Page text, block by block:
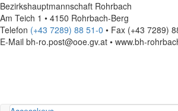
Bezirkshauptmannschaft Rohrbach
Am Teich 1 • 4150 Rohrbach-Berg
Telefon (+43 7289) 88 51-0 • Fax (+43 7289)
E-Mail bh-ro.post@ooe.gv.at • www.bh-